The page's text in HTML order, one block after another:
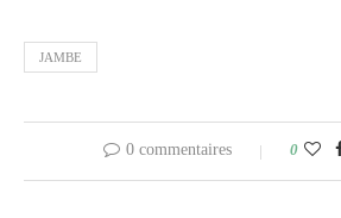
JAMBE
0 commentaires 0